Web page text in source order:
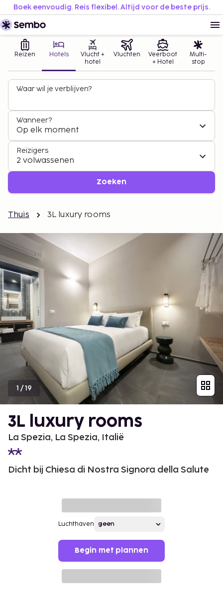
Boek eenvoudig. Reis flexibel. Altijd voor de beste prijs.
Reizen Hotels
Vlucht +
hotel
Vluchten
Veerboot
+ Hotel
Multi-
stop
Waar wil je verblijven?
Wanneer?
Op elk moment
Reizigers
2 volwassenen
Zoeken
Thuis 3L luxury rooms
1 /19
3L luxury rooms
La Spezia, La Spezia, Italië
Dicht bij Chiesa di Nostra Signora della Salute
Luchthaven
Begin met plannen